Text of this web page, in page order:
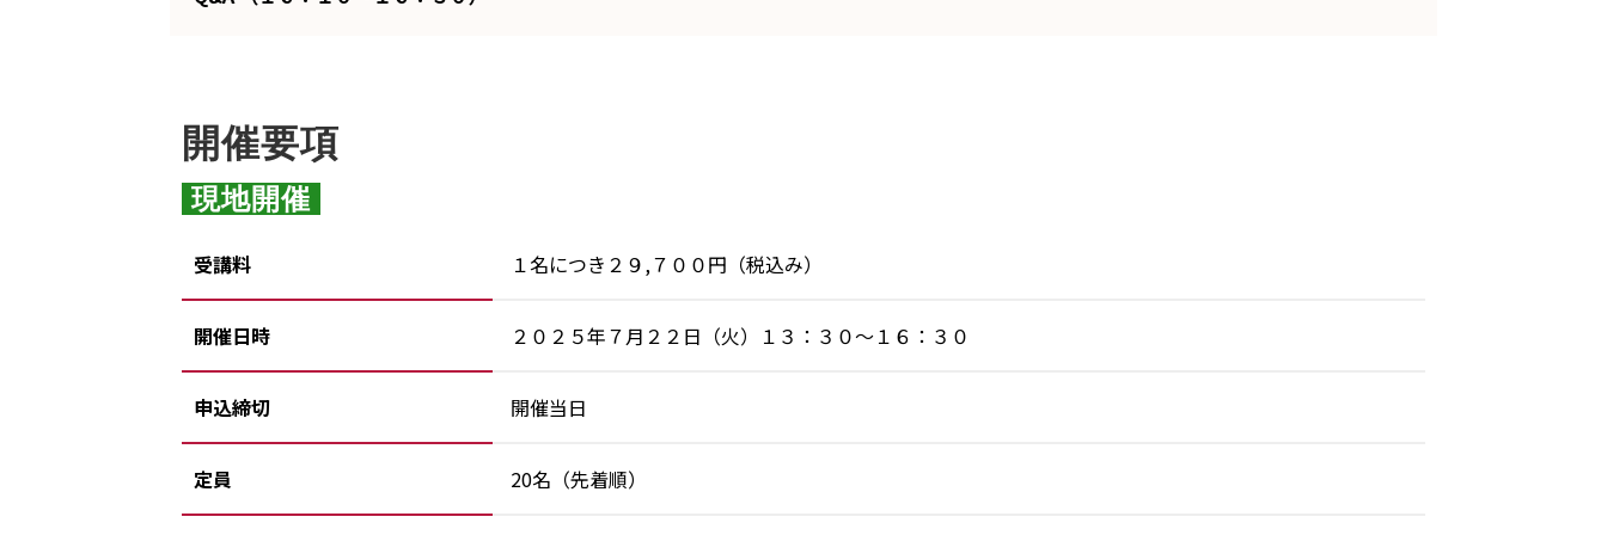
開催要項
現地開催
受講料 １名につき２９,７００円（税込み）
開催日時 ２０２５年７月２２日（火）１３：３０～１６：３０
申込締切 開催当日
定員 20名（先着順）